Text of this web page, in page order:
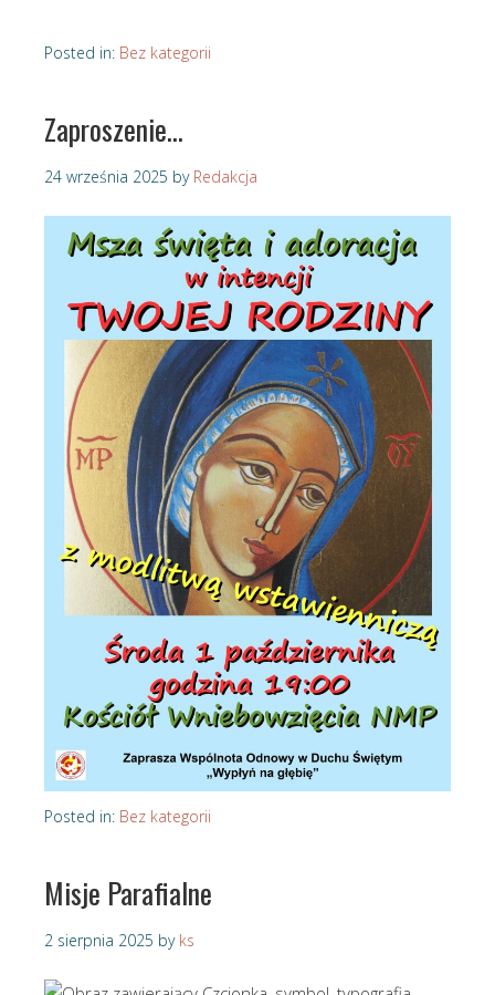
Posted in: Bez kategorii
Zaproszenie…
24 września 2025 by Redakcja
Posted in: Bez kategorii
Misje Parafialne
2 sierpnia 2025 by ks